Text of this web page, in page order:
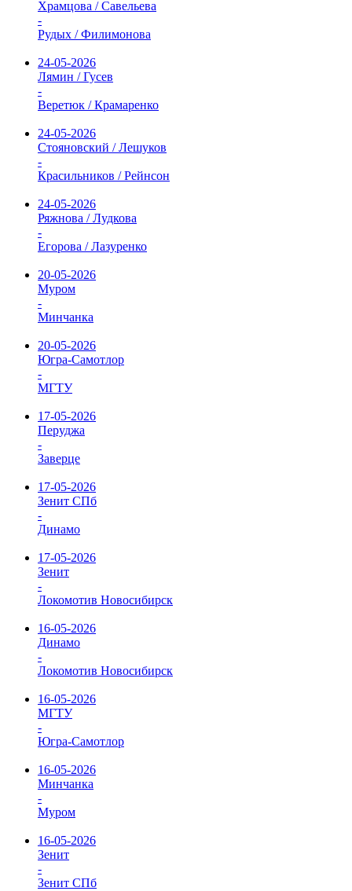
Храмцова / Савельева
-
Рудых / Филимонова
24-05-2026
Лямин / Гусев
-
Веретюк / Крамаренко
24-05-2026
Стояновский / Лешуков
-
Красильников / Рейнсон
24-05-2026
Ряжнова / Лудкова
-
Егорова / Лазуренко
20-05-2026
Муром
-
Минчанка
20-05-2026
Югра-Самотлор
-
МГТУ
17-05-2026
Перуджа
-
Заверце
17-05-2026
Зенит СПб
-
Динамо
17-05-2026
Зенит
-
Локомотив Новосибирск
16-05-2026
Динамо
-
Локомотив Новосибирск
16-05-2026
МГТУ
-
Югра-Самотлор
16-05-2026
Минчанка
-
Муром
16-05-2026
Зенит
-
Зенит СПб